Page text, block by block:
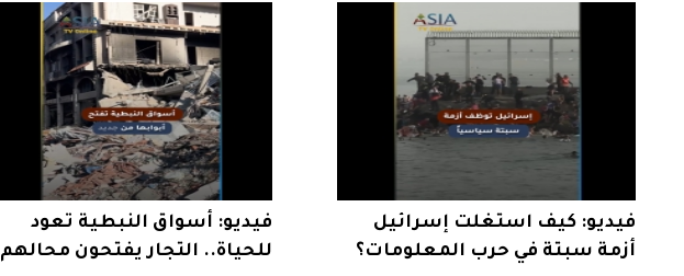
فيديو: كيف استغلت إسرائيل
أزمة سبتة في حرب المعلومات؟
فيديو: أسواق النبطية تعود
للحياة.. التجار يفتحون محالهم